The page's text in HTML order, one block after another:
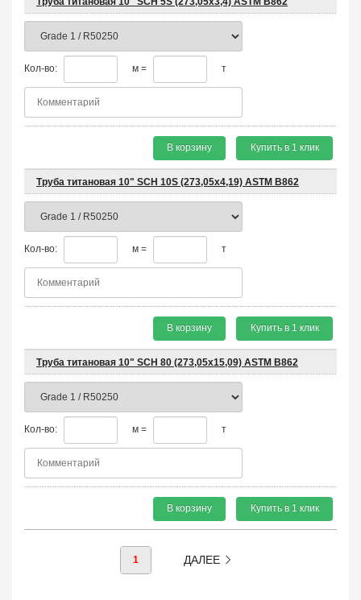
Кол-во: м = т
В корзину Купить в 1 клик
Труба титановая 10" SCH 10S (273,05x4,19) ASTM B862
Кол-во: м = т
В корзину Купить в 1 клик
Труба титановая 10" SCH 80 (273,05x15,09) ASTM B862
Кол-во: м = т
В корзину Купить в 1 клик
1 ДАЛЕЕ